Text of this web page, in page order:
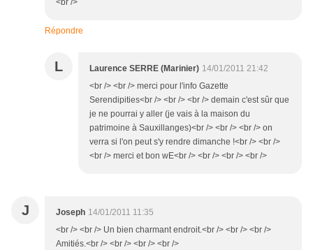
<br />
Répondre
L Laurence SERRE (Marinier) 14/01/2011 21:42
<br /> <br /> merci pour l'info Gazette
Serendipities<br /> <br /> <br /> demain c'est sûr que
je ne pourrai y aller (je vais à la maison du
patrimoine à Sauxillanges)<br /> <br /> <br /> on
verra si l'on peut s'y rendre dimanche !<br /> <br />
<br /> merci et bon wE<br /> <br /> <br /> <br />
J Joseph 14/01/2011 11:35
<br /> <br /> Un bien charmant endroit.<br /> <br /> <br />
Amitiés.<br /> <br /> <br /> <br />